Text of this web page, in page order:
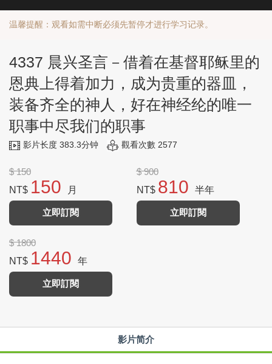
温馨提醒：观看如需中断必须先暂停才进行学习记录。
4337 晨兴圣言－借着在基督耶稣里的
恩典上得着加力，成为贵重的器皿，
装备齐全的神人，好在神经纶的唯一
职事中尽我们的职事
影片长度 383.3分钟 觀看次數 2577
$ 150
NT$ 150 月
立即訂閱
$ 900
NT$ 810 半年
立即訂閱
$ 1800
NT$ 1440 年
立即訂閱
影片简介